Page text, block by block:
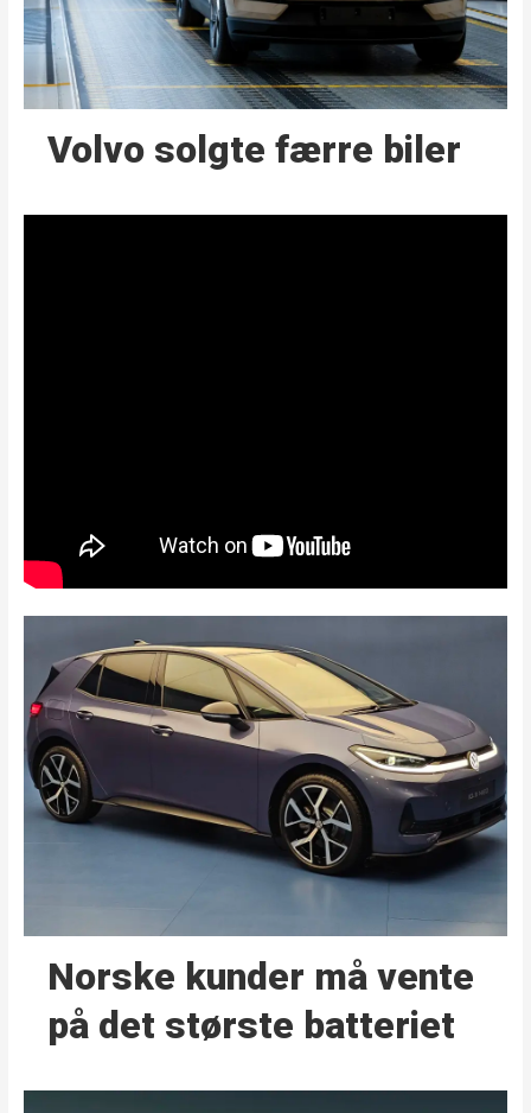
Volvo solgte færre biler
Norske kunder må vente
på det største batteriet